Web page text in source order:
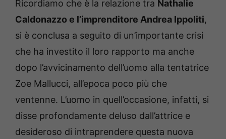
Ricordiamo che è la relazione tra Nathalie
Caldonazzo e l’imprenditore Andrea Ippoliti,
si è conclusa a seguito di un’importante crisi
che ha investito il loro rapporto ma anche
dopo l’avvicinamento dell’uomo alla tentatrice
Zoe Mallucci, all’epoca poco più che
ventenne. L’uomo in quell’occasione, infatti, si
disse profondamente deluso dall’attrice e
desideroso di intraprendere questa nuova